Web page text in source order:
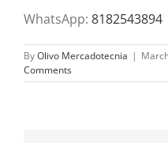
WhatsApp: 8182543894
ByOlivo Mercadotecnia |
Comments